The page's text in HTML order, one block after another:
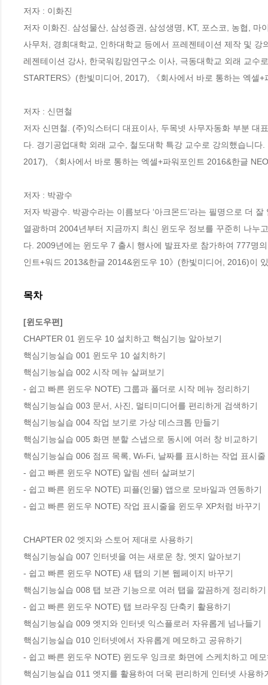
저자 : 이화진
저자 이화진. 삼성물산, 삼성증권, 삼성생명, KT, 포스코, 농협,
사무처, 경희대학교, 인하대학교 등에서 프레젠테이션 제작 및
레젠테이션 강사, 한국워킹맘연구소 이사, 극동대학교 외래 교수
STARTERS》(한빛미디어, 2017), 《회사에서 바로 통하는 엑셀
저자 : 신면철
저자 신면철. (주)익스터디 대표이사, 두목넷 사무자동화 부분 대
다. 경기공업대학 외래 교수, 철도대학 특강 교수로 강의했습니
2017), 《회사에서 바로 통하는 엑셀+파워포인트 2016&한글
저자 : 박광수
저자 박광수. 박광수라는 이름보다 ‘아크몬드’라는 필명으로 더
열광하며 2004년부터 지금까지 최신 윈도우 정보를 꾸준히 나누
다. 2009년에는 윈도우 7 출시 행사에 발표자로 참가하여 777명
인트+워드 2013&한글 2014&윈도우 10》(한빛미디어, 2016)이
목차
[윈도우편]
CHAPTER 01 윈도우 10 설치하고 핵심기능 알아보기
핵심기능실습 001 윈도우 10 설치하기
핵심기능실습 002 시작 메뉴 살펴보기
- 쉽고 빠른 윈도우 NOTE) 그룹과 폴더로 시작 메뉴 정리하기
핵심기능실습 003 문서, 사진, 멀티미디어를 편리하게 검색하기
핵심기능실습 004 작업 보기로 가상 데스크톱 만들기
핵심기능실습 005 화면 분할 스냅으로 동시에 여러 창 비교하기
핵심기능실습 006 점프 목록, Wi-Fi, 날짜를 표시하는 작업 표시줄
- 쉽고 빠른 윈도우 NOTE) 알림 센터 살펴보기
- 쉽고 빠른 윈도우 NOTE) 피플(인물) 앱으로 모바일과 연동하기
- 쉽고 빠른 윈도우 NOTE) 작업 표시줄을 윈도우 XP처럼 바꾸기
CHAPTER 02 엣지와 스토어 제대로 사용하기
핵심기능실습 007 인터넷을 여는 새로운 창, 엣지 알아보기
- 쉽고 빠른 윈도우 NOTE) 새 탭의 기본 웹페이지 바꾸기
핵심기능실습 008 탭 보관 기능으로 여러 탭을 깔끔하게 정리하기
- 쉽고 빠른 윈도우 NOTE) 탭 브라우징 단축키 활용하기
핵심기능실습 009 엣지와 인터넷 익스플로러 자유롭게 넘나들기
핵심기능실습 010 인터넷에서 자유롭게 메모하고 공유하기
- 쉽고 빠른 윈도우 NOTE) 윈도우 잉크로 화면에 스케치하고 메
핵심기능실습 011 엣지를 활용하여 더욱 편리하게 인터넷 사용하